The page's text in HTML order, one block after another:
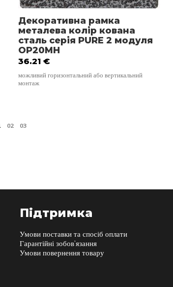
Декоративна рамка
металева колір кована
сталь серія PURE 2 модуля
OP20MH
36.21 €
можливий горизонтальний або вертикальний
монтаж
Підтримка
Умови поставки та спосіб оплати
Гарантійні зобов’язання
Умови повернення товару